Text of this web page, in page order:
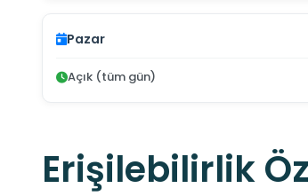
Pazar
Açık (tüm gün)
Erişilebilirlik